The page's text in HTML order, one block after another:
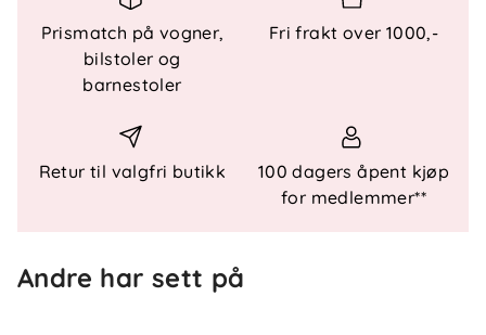
front gir ekstra plass til drikkeflaske, jakke eller
favoritting.
Spesielle funksjoner
- Reflekterende detaljer på alle sider
- Justerbare skulderstropper
Prismatch på vogner,
bilstoler og
barnestoler
Fri frakt over 1000,-
Retur til valgfri butikk
100 dagers åpent kjøp
for medlemmer**
Andre har sett på